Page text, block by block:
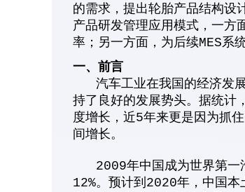
的需求，提出轮胎产品结构设
产品研发管理应用模式，一方
率；另一方面，为后续MES系
一、前言
汽车工业在我国的经济发展
持了良好的发展势头。据统计
度增长，近5年来更是因为抓
间增长。
2009年中国成为世界第一
12%。预计到2020年，中国